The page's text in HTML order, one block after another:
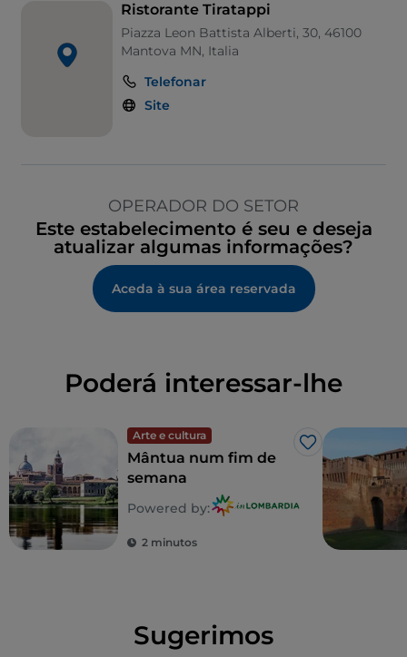
Ristorante Tiratappi
Piazza Leon Battista Alberti, 30, 46100
Mantova MN, Italia
Telefonar
Site
OPERADOR DO SETOR
Este estabelecimento é seu e deseja
atualizar algumas informações?
Aceda à sua área reservada
Poderá interessar-lhe
Arte e cultura
Gosto
Mântua num fim de
semana
Powered by:
2 minutos
Sugerimos